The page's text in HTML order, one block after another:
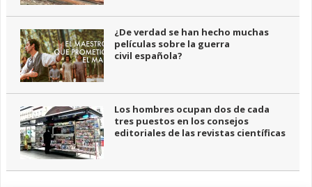
¿De verdad se han hecho muchas
películas sobre la guerra
civil española?
Los hombres ocupan dos de cada
tres puestos en los consejos
editoriales de las revistas científicas